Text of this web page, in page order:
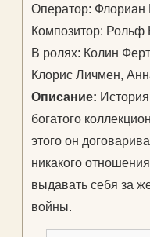
Оператор:
Композитор: Рольф
В ролях: Колин
Клорис Личмен,
Описание:
богатого
этого он
никакого
выдавать себя за
войны.